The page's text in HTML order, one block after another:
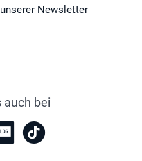
Newsletter
auch bei